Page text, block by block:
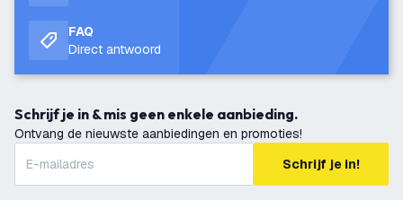
FAQ
Direct antwoord
Schrijf je in & mis geen enkele aanbieding.
Ontvang de nieuwste aanbiedingen en promoties!
Schrijf je in!